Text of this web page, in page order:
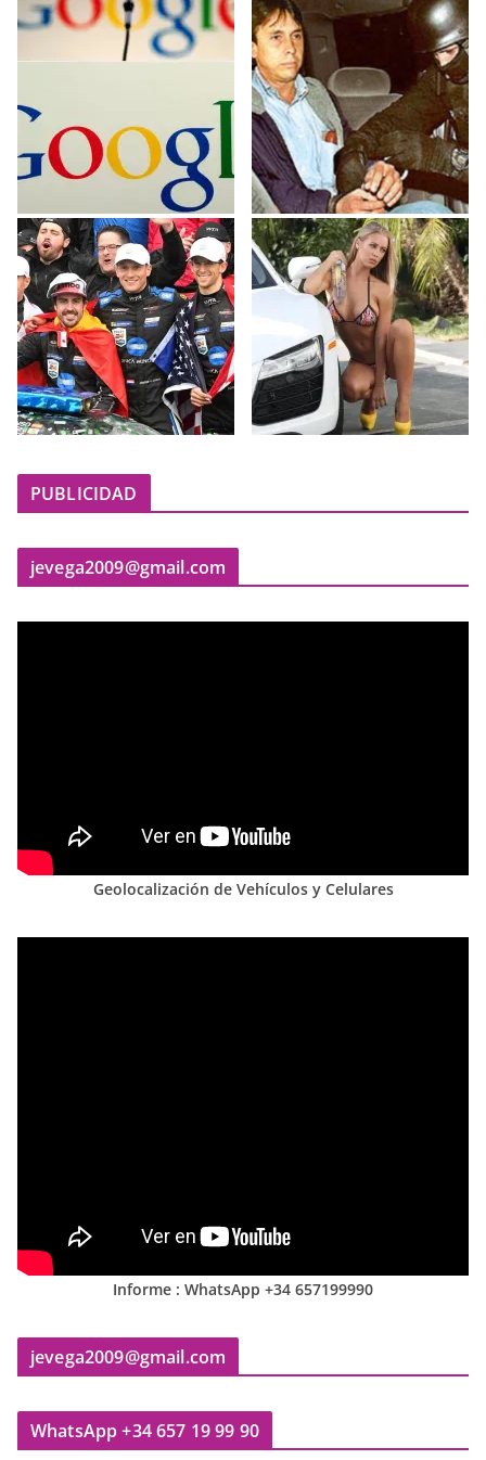
PUBLICIDAD
jevega2009@gmail.com
Geolocalización de Vehículos y Celulares
Informe : WhatsApp +34 657199990
jevega2009@gmail.com
WhatsApp +34 657 19 99 90